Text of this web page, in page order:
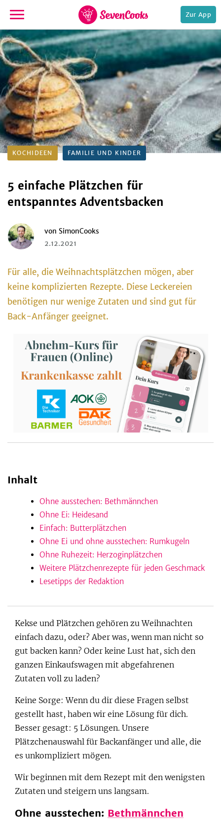
zur
Startseite
Zur App
KOCHIDEEN FAMILIE UND KINDER
5 einfache Plätzchen für
entspanntes Adventsbacken
von SimonCooks
2.12.2021
Für alle, die Weihnachtsplätzchen mögen, aber
keine komplizierten Rezepte. Diese Leckereien
benötigen nur wenige Zutaten und sind gut für
Back-Anfänger geeignet.
Inhalt
Ohne ausstechen: Bethmännchen
Ohne Ei: Heidesand
Einfach: Butterplätzchen
Ohne Ei und ohne ausstechen: Rumkugeln
Ohne Ruhezeit: Herzoginplätzchen
Weitere Plätzchenrezepte für jeden Geschmack
Lesetipps der Redaktion
Kekse und Plätzchen gehören zu Weihnachten
einfach dazu, oder? Aber was, wenn man nicht so
gut backen kann? Oder keine Lust hat, sich den
ganzen Einkaufswagen mit abgefahrenen
Zutaten voll zu laden?
Keine Sorge: Wenn du dir diese Fragen selbst
gestellt hast, haben wir eine Lösung für dich.
Besser gesagt: 5 Lösungen. Unsere
Plätzchenauswahl für Backanfänger und alle, die
es unkompliziert mögen.
Wir beginnen mit dem Rezept mit den wenigsten
Zutaten und steigern uns langsam.
Ohne ausstechen: Bethmännchen